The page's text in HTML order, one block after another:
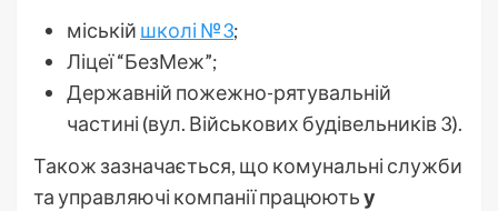
міській школі №3;
Ліцеї “БезМеж”;
Державній пожежно-рятувальній
частині (вул. Військових будівельників 3).
Також зазначається, що комунальні служби
та управляючі компанії працюютьу